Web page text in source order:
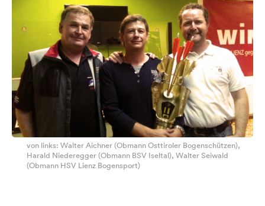
von links: Walter Aichner (Obmann Osttiroler Bogenschützen),
Harald Niederegger (Obmann BSV Iseltal), Walter Seiwald
(Obmann HSV Lienz Bogensport)